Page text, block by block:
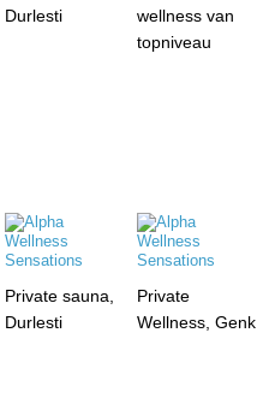
Durlesti
wellness van
topniveau
Private sauna,
Durlesti
Private
Wellness, Genk